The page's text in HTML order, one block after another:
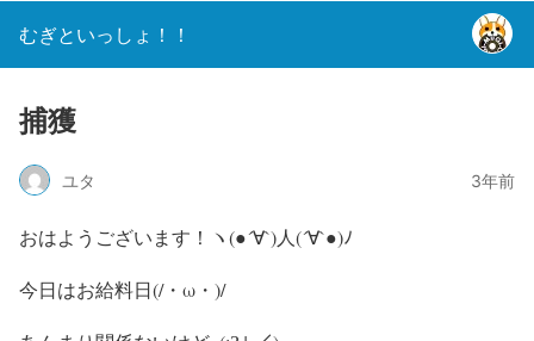
むぎといっしょ！！
捕獲
ユタ 3年前
おはようございます！ヽ(●´∀`)人(´∀`●)ﾉ
今日はお給料日(/・ω・)/